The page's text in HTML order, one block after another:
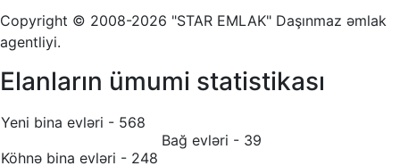
Copyright © 2008-2026 "STAR EMLAK" Daşınmaz əmlak
agentliyi.
Elanların ümumi statistikası
Yeni bina evləri - 568
Köhnə bina evləri - 248
Bağ evləri - 39